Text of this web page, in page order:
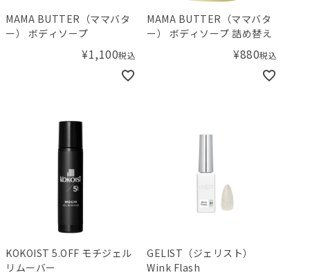
MAMA BUTTER（ママバタ
ー） ボディソープ
¥1,100税込
MAMA BUTTER（ママバタ
ー） ボディソープ 詰め替え
¥880税込
KOKOIST 5.OFF モチジェル
リムーバー
GELIST（ジェリスト）
Wink Flash